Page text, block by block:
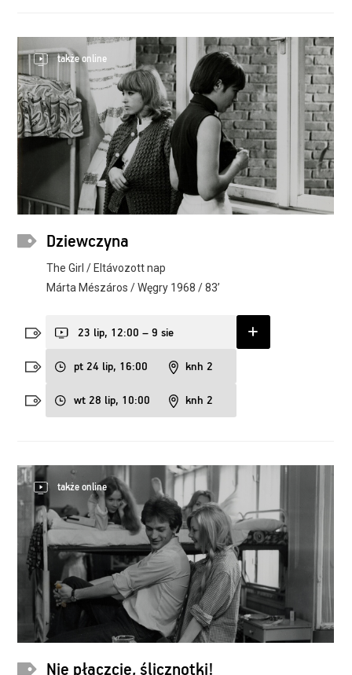
także online
Dziewczyna
The Girl / Eltávozott nap
Márta Mészáros / Węgry 1968 / 83’
pt 24 lip, 16:00 knh 2
wt 28 lip, 10:00 knh 2
23 lip, 12:00 – 9 sie
także online
Nie płaczcie, ślicznotki!